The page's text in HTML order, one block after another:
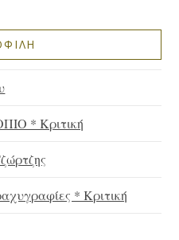
* Κριτική
* Κριτική